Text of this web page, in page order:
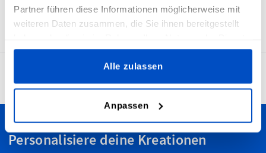
Partner führen diese Informationen möglicherweise mit
weiteren Daten zusammen, die Sie ihnen bereitgestellt
gesammelt haben.
Alle zulassen
Anpassen
Zurück
Personalisiere deine Kreationen